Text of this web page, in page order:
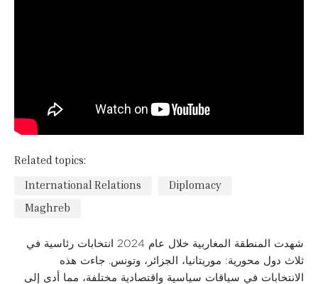
Related topics:
International Relations
Diplomacy
Maghreb
شهدت المنطقة المغاربية خلال عام 2024 انتخابات رئاسية في
ثلاث دول محورية: موريتانيا، الجزائر، وتونس. جاءت هذه
الانتخابات في سياقات سياسية واقتصادية مختلفة، مما أدى إلى